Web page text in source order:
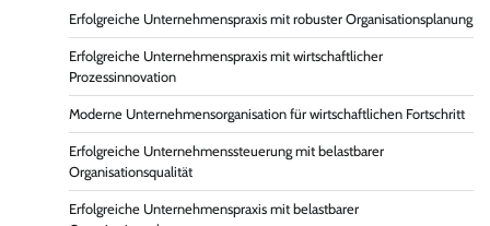
Erfolgreiche Unternehmenspraxis mit robuster Organisationsplanung
Erfolgreiche Unternehmenspraxis mit wirtschaftlicher
Prozessinnovation
Moderne Unternehmensorganisation für wirtschaftlichen Fortschritt
Erfolgreiche Unternehmenssteuerung mit belastbarer
Organisationsqualität
Erfolgreiche Unternehmenspraxis mit belastbarer